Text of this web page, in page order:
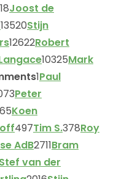
Joost de
13520Stijn
12622Robert
10325Mark
1Paul
Peter
Koen
497Tim S.378Roy
AdB2711Bram
Stef van der